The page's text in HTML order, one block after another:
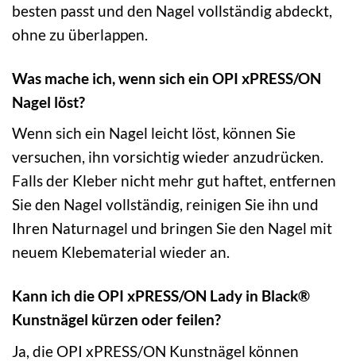
besten passt und den Nagel vollständig abdeckt,
ohne zu überlappen.
Was mache ich, wenn sich ein OPI xPRESS/ON
Nagel löst?
Wenn sich ein Nagel leicht löst, können Sie
versuchen, ihn vorsichtig wieder anzudrücken.
Falls der Kleber nicht mehr gut haftet, entfernen
Sie den Nagel vollständig, reinigen Sie ihn und
Ihren Naturnagel und bringen Sie den Nagel mit
neuem Klebematerial wieder an.
Kann ich die OPI xPRESS/ON Lady in Black®
Kunstnägel kürzen oder feilen?
Ja, die OPI xPRESS/ON Kunstnägel können